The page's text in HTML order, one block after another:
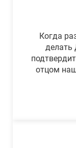
Когда
делать
отцом